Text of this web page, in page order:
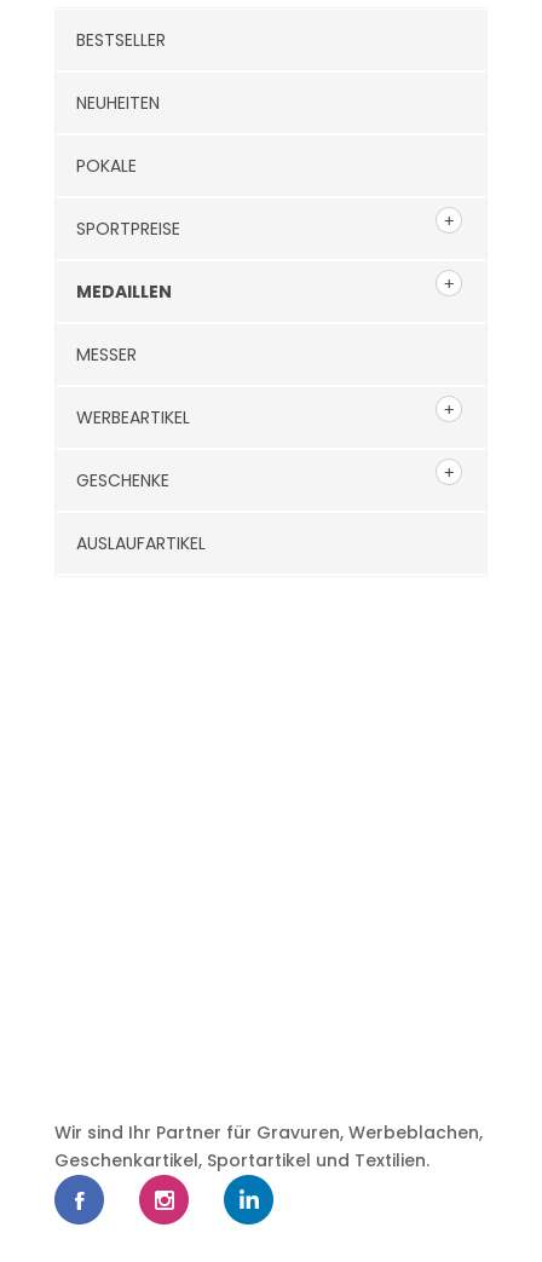
BESTSELLER
NEUHEITEN
POKALE
SPORTPREISE
MEDAILLEN
MESSER
WERBEARTIKEL
GESCHENKE
AUSLAUFARTIKEL
Wir sind Ihr Partner für Gravuren, Werbeblachen,
Geschenkartikel, Sportartikel und Textilien.